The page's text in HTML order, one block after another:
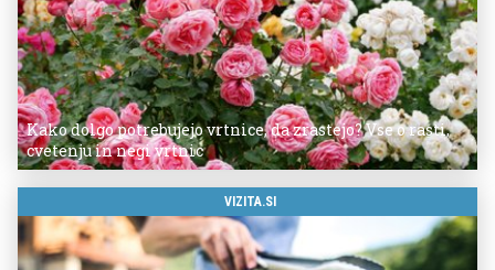
Kako dolgo potrebujejo vrtnice, da zrastejo? Vse o rasti,
cvetenju in negi vrtnic
VIZITA.SI